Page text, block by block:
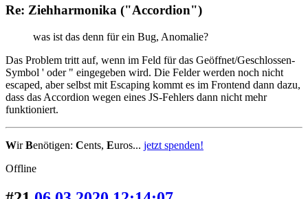
Re: Ziehharmonika ("Accordion")
was ist das denn für ein Bug, Anomalie?
Das Problem tritt auf, wenn im Feld für das Geöffnet/Geschlossen-
Symbol ' oder " eingegeben wird. Die Felder werden noch nicht
escaped, aber selbst mit Escaping kommt es im Frontend dann dazu,
dass das Accordion wegen eines JS-Fehlers dann nicht mehr
funktioniert.
WirBenötigen: Cents, Euros... jetzt spenden!
Offline